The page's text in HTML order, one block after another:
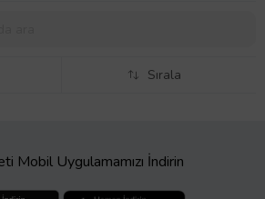
Sırala
Mobil Uygulamamızı İndirin